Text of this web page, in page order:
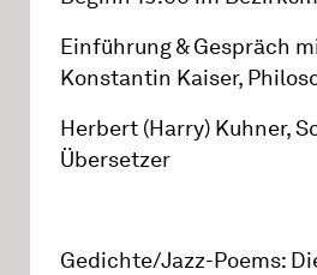
Einführung & Gespräch
Konstantin Kaiser,
Herbert (Harry) Kuhner,
Übersetzer
Gedichte/Jazz-Poems: